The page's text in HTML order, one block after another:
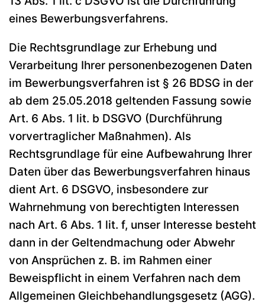
eines Bewerbungsverfahrens.
Die Rechtsgrundlage zur Erhebung und
Verarbeitung Ihrer personenbezogenen Daten
im Bewerbungsverfahren ist § 26 BDSG in der
ab dem 25.05.2018 geltenden Fassung sowie
Art. 6 Abs. 1 lit. b DSGVO (Durchführung
vorvertraglicher Maßnahmen). Als
Rechtsgrundlage für eine Aufbewahrung Ihrer
Daten über das Bewerbungsverfahren hinaus
dient Art. 6 DSGVO, insbesondere zur
Wahrnehmung von berechtigten Interessen
nach Art. 6 Abs. 1 lit. f, unser Interesse besteht
dann in der Geltendmachung oder Abwehr
von Ansprüchen z. B. im Rahmen einer
Beweispflicht in einem Verfahren nach dem
Allgemeinen Gleichbehandlungsgesetz (AGG).